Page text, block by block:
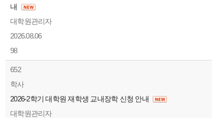
내
대학원관리자
2026.08.06
98
652
학사
2026-2학기 대학원 재학생 교내장학 신청 안내
대학원관리자